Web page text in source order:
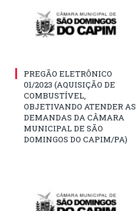
PREGÃO ELETRÔNICO
01/2023 (AQUISIÇÃO DE
COMBUSTÍVEL,
OBJETIVANDO ATENDER AS
DEMANDAS DA CÂMARA
MUNICIPAL DE SÃO
DOMINGOS DO CAPIM/PA)